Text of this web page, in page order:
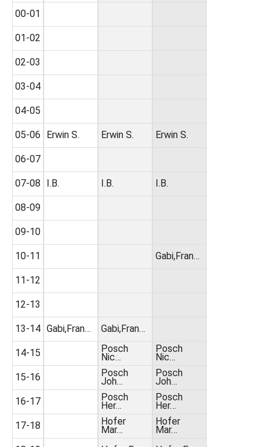
00-01
01-02
02-03
03-04
04-05
05-06
06-07
07-08
08-09
09-10
10-11
11-12
12-13
13-14
14-15
15-16
16-17
17-18
Erwin S.
I.B.
Gabi,Fran…
Erwin S.
I.B.
Gabi,Fran…
Posch
Nic…
Posch
Joh…
Posch
Her…
Hofer
Mar…
Erwin S.
I.B.
Gabi,Fran…
Posch
Nic…
Posch
Joh…
Posch
Her…
Hofer
Mar…